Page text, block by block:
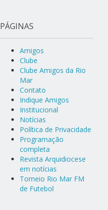
PÁGINAS
Amigos
Clube
Clube Amigos da Rio
Mar
Contato
Indique Amigos
Institucional
Notícias
Política de Privacidade
Programação
completa
Revista Arquidiocese
em notícias
Torneio Rio Mar FM
de Futebol